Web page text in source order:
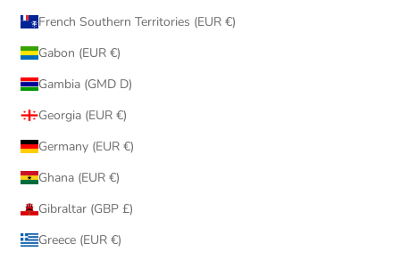
French Southern Territories (EUR €)
Gabon (EUR €)
Gambia (GMD D)
Georgia (EUR €)
Germany (EUR €)
Ghana (EUR €)
Gibraltar (GBP £)
Greece (EUR €)